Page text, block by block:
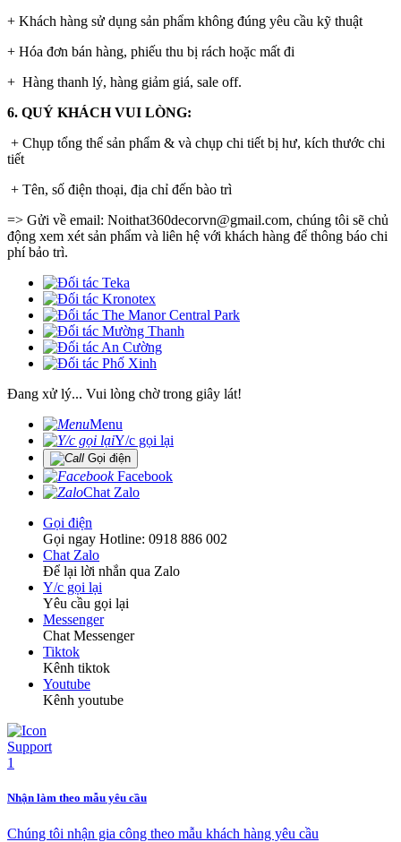
+ Khách hàng sử dụng sản phẩm không đúng yêu cầu kỹ thuật
+ Hóa đơn bán hàng, phiếu thu bị rách hoặc mất đi
+ Hàng thanh lý, hàng giảm giá, sale off.
6. QUÝ KHÁCH VUI LÒNG:
+ Chụp tổng thể sản phẩm & và chụp chi tiết bị hư, kích thước chi
tiết
+ Tên, số điện thoại, địa chỉ đến bào trì
=> Gửi về email: Noithat360decorvn@gmail.com, chúng tôi sẽ chủ
động xem xét sản phẩm và liên hệ với khách hàng để thông báo chi
phí bảo trì.
Đang xử lý... Vui lòng chờ trong giây lát!
Menu
Y/c gọi lại
Gọi điện
Facebook
Chat Zalo
Gọi điện
Gọi ngay Hotline: 0918 886 002
Chat Zalo
Để lại lời nhắn qua Zalo
Y/c gọi lại
Yêu cầu gọi lại
Messenger
Chat Messenger
Tiktok
Kênh tiktok
Youtube
Kênh youtube
Nhận làm theo mẫu yêu cầu
Chúng tôi nhận gia công theo mẫu khách hàng yêu cầu